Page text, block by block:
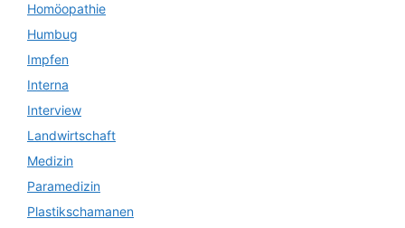
Homöopathie
Humbug
Impfen
Interna
Interview
Landwirtschaft
Medizin
Paramedizin
Plastikschamanen